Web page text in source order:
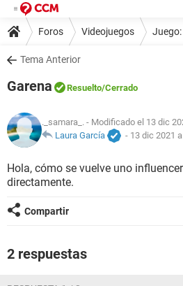
Foros Videojuegos Juego:
Tema Anterior
Garena Resuelto/Cerrado
._samara_. - Modificado el 13 dic
Laura García
- 13 dic 2021
Hola, cómo se vuelve uno
directamente.
Compartir
2 respuestas